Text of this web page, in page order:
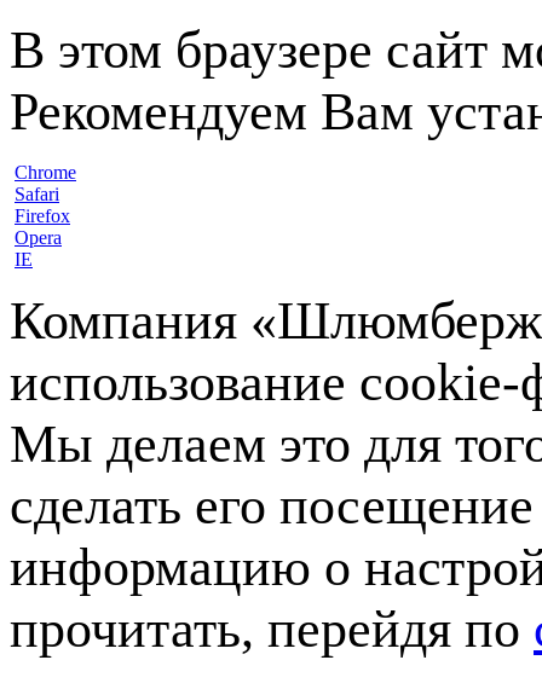
В этом браузере сайт
Рекомендуем Вам
Chrome
Safari
Firefox
Opera
IE
Компания
использование
Мы делаем это для
сделать его
информацию о
прочитать, перейдя по